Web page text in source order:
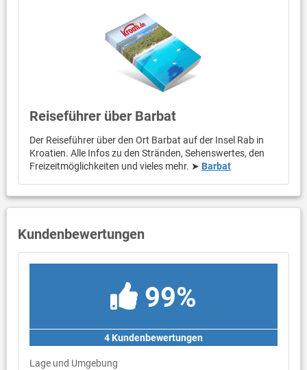
Reiseführer über Barbat
Der Reiseführer über den Ort Barbat auf der Insel Rab in
Kroatien. Alle Infos zu den Stränden, Sehenswertes, den
Freizeitmöglichkeiten und vieles mehr. ➤ Barbat
Kundenbewertungen
99%
4 Kundenbewertungen
Lage und Umgebung